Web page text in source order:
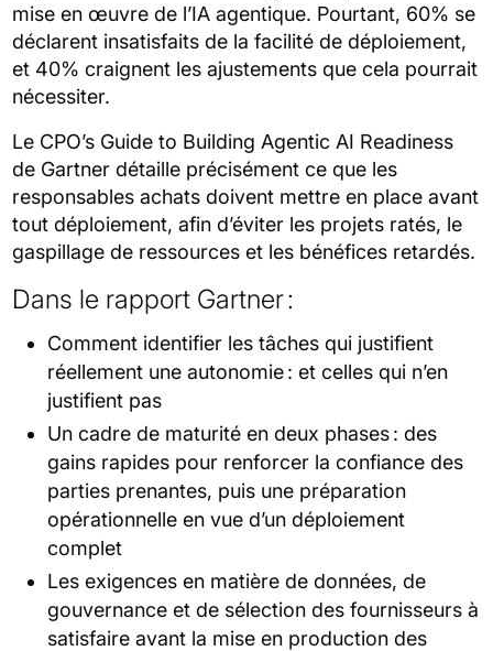
mise en œuvre de l’IA agentique. Pourtant, 60% se
déclarent insatisfaits de la facilité de déploiement,
et 40% craignent les ajustements que cela pourrait
nécessiter.
Le CPO’s Guide to Building Agentic AI Readiness
de Gartner détaille précisément ce que les
responsables achats doivent mettre en place avant
tout déploiement, afin d’éviter les projets ratés, le
gaspillage de ressources et les bénéfices retardés.
Dans le rapport Gartner :
Comment identifier les tâches qui justifient
réellement une autonomie : et celles qui n’en
justifient pas
Un cadre de maturité en deux phases : des
gains rapides pour renforcer la confiance des
parties prenantes, puis une préparation
opérationnelle en vue d’un déploiement
complet
Les exigences en matière de données, de
gouvernance et de sélection des fournisseurs à
satisfaire avant la mise en production des